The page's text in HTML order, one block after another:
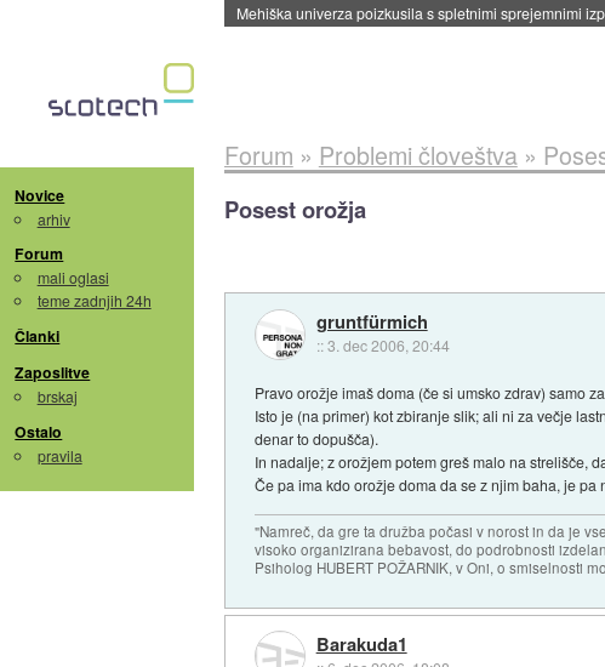
Evropska vesoljska agencija razvija svojo raketo za
Novice
arhiv
Forum
mali oglasi
teme zadnjih 24h
Članki
Zaposlitve
brskaj
Ostalo
pravila
Forum » Problemi človeštva»
Posest orožja
gruntfürmich
::3. dec 2006, 20:44
Pravo orožje imaš doma (če si umsko zdrav) samo
Isto je (na primer) kot zbiranje slik; ali ni za večje
denar to dopušča).
In nadalje; z orožjem potem greš malo na strelišče,
Če pa ima kdo orožje doma da se z njim baha, je
"Namreč, da gre ta družba počasi v norost in da je
visoko organizirana bebavost, do podrobnosti
Psiholog HUBERT POŽARNIK, v Oni, o smiselnosti
Barakuda1